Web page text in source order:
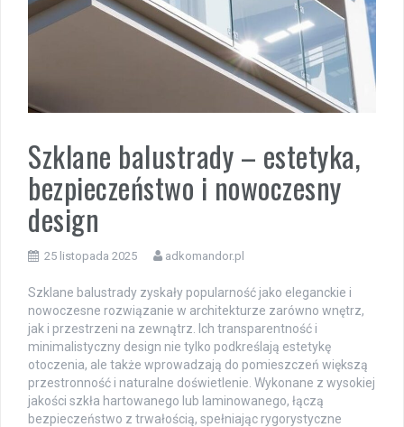
Szklane balustrady – estetyka,
bezpieczeństwo i nowoczesny
design
25 listopada 2025 adkomandor.pl
Szklane balustrady zyskały popularność jako eleganckie i
nowoczesne rozwiązanie w architekturze zarówno wnętrz,
jak i przestrzeni na zewnątrz. Ich transparentność i
minimalistyczny design nie tylko podkreślają estetykę
otoczenia, ale także wprowadzają do pomieszczeń większą
przestronność i naturalne doświetlenie. Wykonane z wysokiej
jakości szkła hartowanego lub laminowanego, łączą
bezpieczeństwo z trwałością, spełniając rygorystyczne